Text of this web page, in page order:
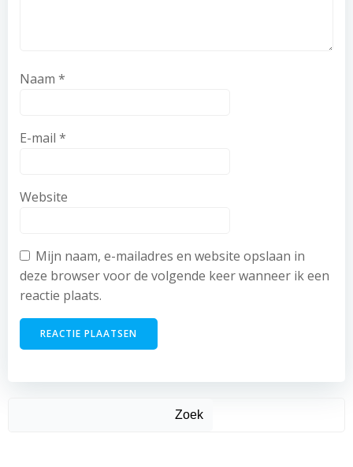
Naam *
E-mail *
Website
Mijn naam, e-mailadres en website opslaan in
deze browser voor de volgende keer wanneer ik een
reactie plaats.
Zoek